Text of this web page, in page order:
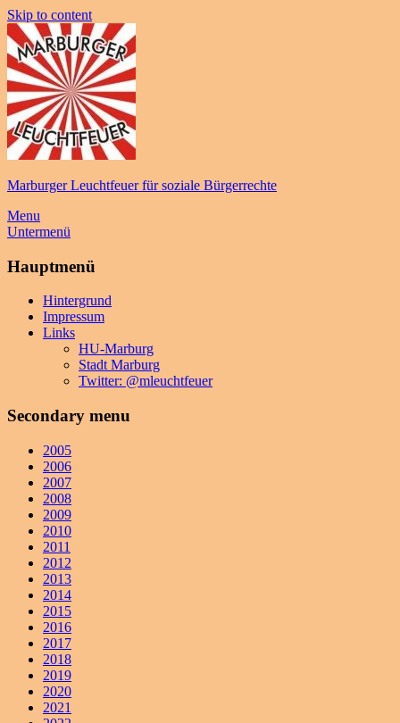
Skip to content
Marburger Leuchtfeuer für soziale Bürgerrechte
Menu
Untermenü
Hauptmenü
Hintergrund
Impressum
Links
HU-Marburg
Stadt Marburg
Twitter: @mleuchtfeuer
Secondary menu
2005
2006
2007
2008
2009
2010
2011
2012
2013
2014
2015
2016
2017
2018
2019
2020
2021